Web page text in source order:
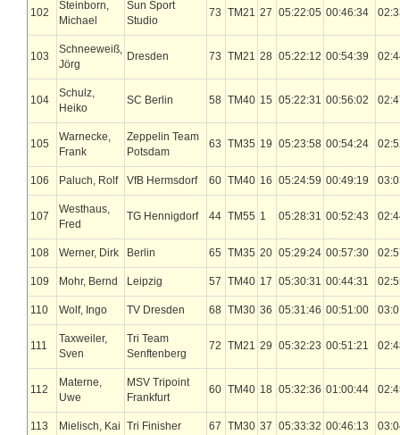
102
Steinborn,
Michael
Sun Sport
Studio
73 TM21 27 05:22:05 00:46:34
103
Schneeweiß,
Jörg
Dresden 73 TM21 28 05:22:12 00:54:39
104
Schulz,
Heiko
SC Berlin 58 TM40 15 05:22:31 00:56:02
105
Warnecke,
Frank
Zeppelin Team
Potsdam
63 TM35 19 05:23:58 00:54:24
106 Paluch, Rolf VfB Hermsdorf 60 TM40 16 05:24:59 00:49:19
107
Westhaus,
Fred
TG Hennigdorf 44 TM55 1 05:28:31 00:52:43
108 Werner, Dirk Berlin 65 TM35 20 05:29:24 00:57:30
109 Mohr, Bernd Leipzig 57 TM40 17 05:30:31 00:44:31
110 Wolf, Ingo TV Dresden 68 TM30 36 05:31:46 00:51:00
111
Taxweiler,
Sven
Tri Team
Senftenberg
72 TM21 29 05:32:23 00:51:21
112
Materne,
Uwe
MSV Tripoint
Frankfurt
60 TM40 18 05:32:36 01:00:44
113 Mielisch, Kai Tri Finisher 67 TM30 37 05:33:32 00:46:13